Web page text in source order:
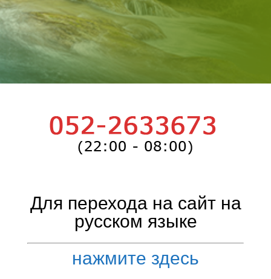
Для перехода на сайт на
русском языке
нажмите здесь